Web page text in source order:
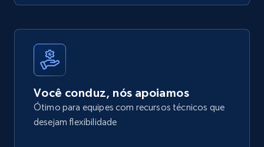
Você conduz, nós apoiamos
Ótimo para equipes com recursos técnicos que
desejam flexibilidade